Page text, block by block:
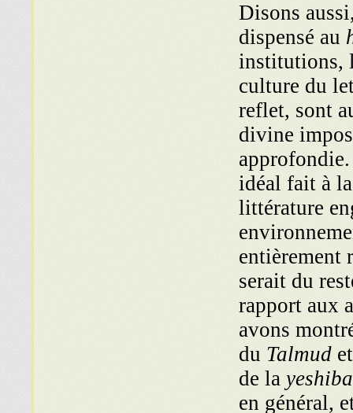
Disons
dispensé au
institutions,
culture du
reflet, sont
divine
idéal fait à
littérature
entièrement
serait du
rapport aux
avons
du Talmud
de la
en général,